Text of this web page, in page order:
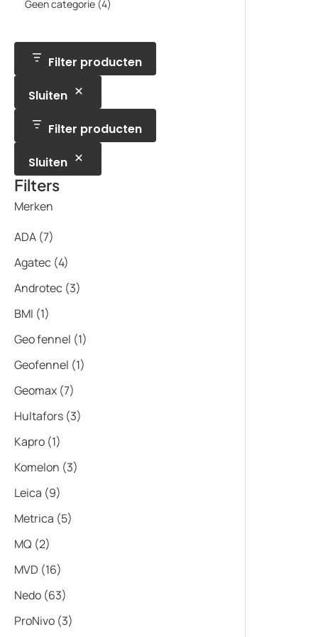
d
t
n
t
o
c
u
Geen categorie 44
p
u
n
Filter producten
Sluiten
Filter producten
Sluiten
Filters
Merken
ADA (7)
Agatec (4)
Androtec (3)
BMI (1)
Geo fennel (1)
Geofennel (1)
Geomax (7)
Hultafors (3)
Kapro (1)
Komelon (3)
Leica (9)
Metrica (5)
MQ (2)
MVD (16)
Nedo (63)
ProNivo (3)